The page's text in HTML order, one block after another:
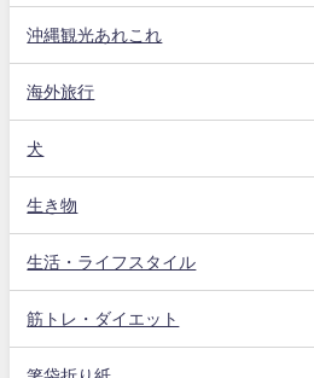
沖縄観光あれこれ
海外旅行
犬
生き物
生活・ライフスタイル
筋トレ・ダイエット